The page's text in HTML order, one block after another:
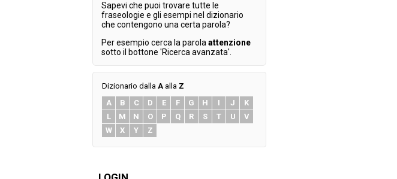
Sapevi che puoi trovare tutte le
fraseologie e gli esempi nel dizionario
che contengono una certa parola?
Per esempio cerca la parola attenzione
sotto il bottone 'Ricerca avanzata'.
Dizionario dalla A alla Z
A
B C D E F G H I J
K
L
M N O P Q R S T U
V
W
X Y Z